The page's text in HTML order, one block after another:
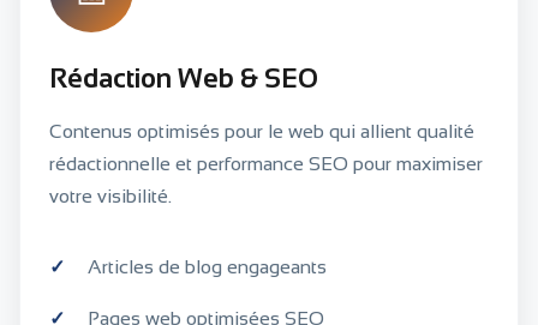
Rédaction Web & SEO
Contenus optimisés pour le web qui allient qualité
rédactionnelle et performance SEO pour maximiser
votre visibilité.
Articles de blog engageants
Pages web optimisées SEO